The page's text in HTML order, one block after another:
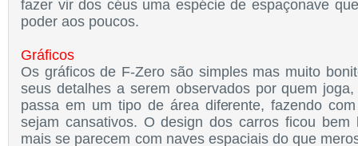
fazer vir dos céus uma espécie de espaçonave
poder aos poucos.
Gráficos
Os gráficos de F-Zero são simples mas muito
seus detalhes a serem observados por quem
passa em um tipo de área diferente, fazendo
sejam cansativos. O design dos carros ficou bem
mais se parecem com naves espaciais do que